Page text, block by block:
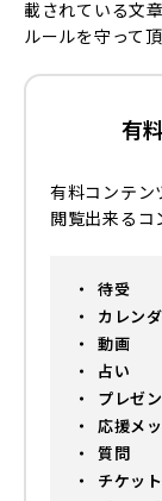
載されている文
ルールを守って
有
有料コンテン
閲覧出来るコ
待受
カレン
動画
占い
プレゼ
応援メ
質問
チケッ